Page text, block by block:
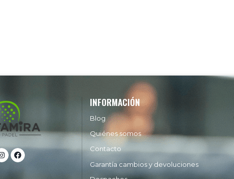
INFORMACIÓN
Blog
Quiénes somos
Contacto
Garantía cambios y devoluciones